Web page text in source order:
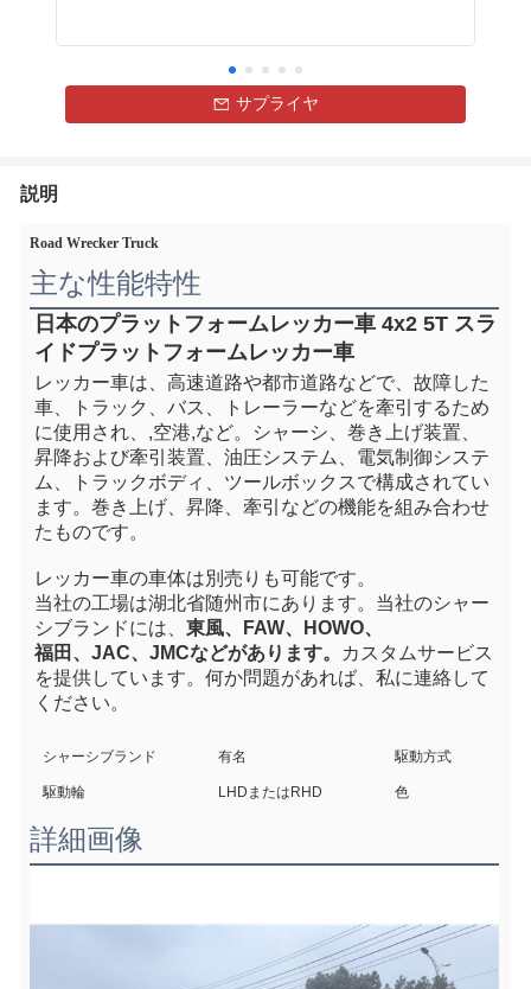
サプライヤ
説明
Road Wrecker Truck
主な性能特性
日本のプラットフォームレッカー車 4x2 5T スラ
イドプラットフォームレッカー車
レッカー車は、高速道路や都市道路などで、故障した
車、トラック、バス、トレーラーなどを牽引するため
に使用され、 ,空港,など。シャーシ、巻き上げ装置、
昇降および牽引装置、油圧システム、電気制御システ
ム、トラックボディ、ツールボックスで構成されてい
ます。巻き上げ、昇降、牽引などの機能を組み合わせ
たものです。
レッカー車の車体は別売り も可能です。
当社の工場は湖北省随州市にあります。当社のシャー
シブランドには、 東風、FAW、HOWO、
福田、 JAC、JMCなどがあります。
カスタムサービス
を提供しています。何か問題があれば、私に連絡して
ください。
シャーシブランド 有名 駆動方式
駆動輪 LHDまたはRHD 色
詳細画像